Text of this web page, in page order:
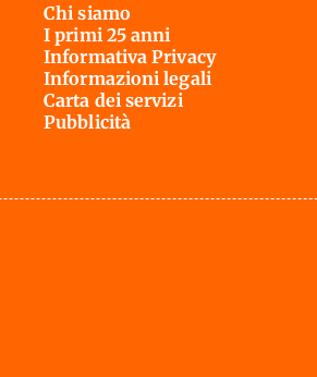
Chi siamo
I primi 25 anni
Informativa Privacy
Informazioni legali
Carta dei servizi
Pubblicità